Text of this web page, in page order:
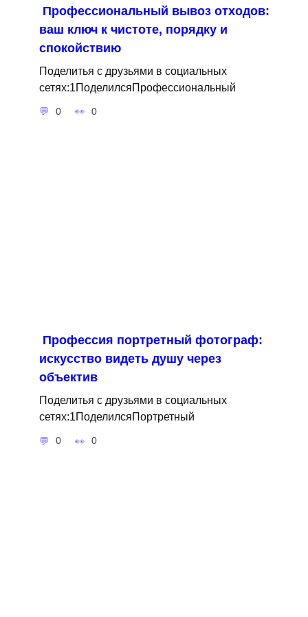
Профессиональный вывоз отходов:
ваш ключ к чистоте, порядку и
спокойствию
Поделитья с друзьями в социальных
сетях:1ПоделилсяПрофессиональный
0 0
Профессия портретный фотограф:
искусство видеть душу через
объектив
Поделитья с друзьями в социальных
сетях:1ПоделилсяПортретный
0 0